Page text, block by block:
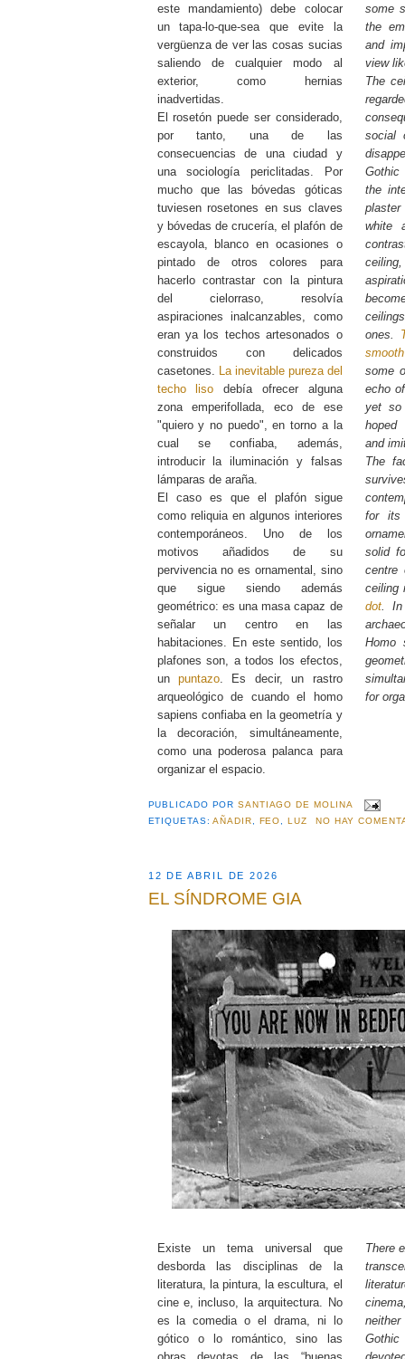
este mandamiento) debe colocar
un tapa-lo-que-sea que evite la
vergüenza de ver las cosas sucias
saliendo de cualquier modo al
exterior, como hernias
inadvertidas.
El rosetón puede ser considerado,
por tanto, una de las
consecuencias de una ciudad y
una sociología periclitadas. Por
mucho que las bóvedas góticas
tuviesen rosetones en sus claves
y bóvedas de crucería, el plafón de
escayola, blanco en ocasiones o
pintado de otros colores para
hacerlo contrastar con la pintura
del cielorraso, resolvía
aspiraciones inalcanzables, como
eran ya los techos artesonados o
construidos con delicados
casetones. La inevitable pureza del
techo liso debía ofrecer alguna
zona emperifollada, eco de ese
"quiero y no puedo", en torno a la
cual se confiaba, además,
introducir la iluminación y falsas
lámparas de araña.
El caso es que el plafón sigue
como reliquia en algunos interiores
contemporáneos. Uno de los
motivos añadidos de su
pervivencia no es ornamental, sino
que sigue siendo además
geométrico: es una masa capaz de
señalar un centro en las
habitaciones. En este sentido, los
plafones son, a todos los efectos,
un puntazo . Es decir, un rastro
arqueológico de cuando el homo
sapiens confiaba en la geometría y
la decoración, simultáneamente,
como una poderosa palanca para
organizar el espacio.
some
the
and
view
The
social
the
plaster
white
ones.
some
echo
yet so
and
The
for its
solid
centre
ceiling
dot .
Homo
for
PUBLICADO PORSANTIAGO DE MOLINA
ETIQUETAS:AÑADIR FEO ,LUZ NO HAY
12 DE ABRIL DE 2026
EL SÍNDROME GIA
Existe un tema universal que
desborda las disciplinas de la
literatura, la pintura, la escultura, el
cine e, incluso, la arquitectura. No
es la comedia o el drama, ni lo
gótico o lo romántico, sino las
There